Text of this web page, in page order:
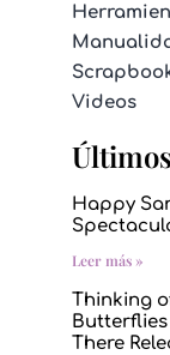
Videos
Happy
Leer más »
Thinking
Butterflies
There